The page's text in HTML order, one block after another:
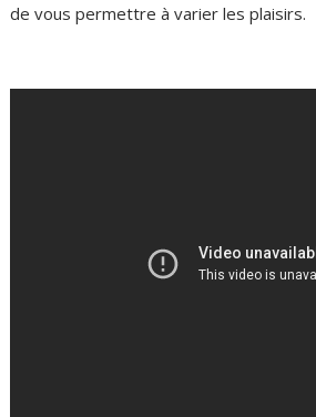
de vous permettre à varier les plaisirs.